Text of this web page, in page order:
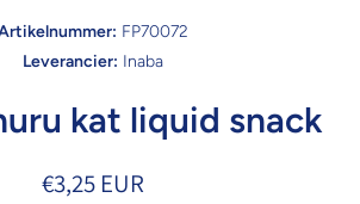
FP70072
Leverancier: Inaba
kat liquid snack
€3,25 EUR